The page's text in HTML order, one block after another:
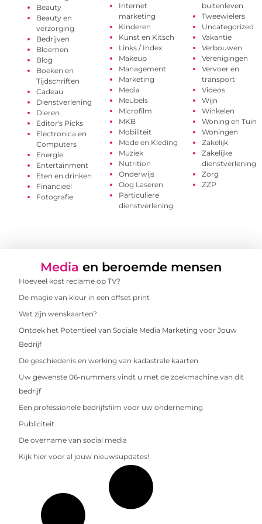
Beauty
Beauty en
verzorging
Bedrijven
Bloemen
Blog
Boeken en
Tijdschriften
Cadeau
Dienstverlening
Dieren
Editor's Picks
Electronica en
Computers
Energie
Entertainment
Eten en drinken
Financieel
Fotografie
Internet
marketing
Kinderen
Kunst en Kitsch
Links / Index
Makeup
Management
Marketing
Media
Meubels
Microfilm
MKB
Mobiliteit
Mode en Kleding
Muziek
Nutrition
Onderwijs
Oog Laseren
Particuliere
dienstverlening
buitenleven
Tweewielers
Uncategorized
Vakantie
Verbouwen
Verenigingen
Vervoer en
transport
Videos
Wijn
Winkelen
Woning en Tuin
Woningen
Zakelijk
Zakelijke
dienstverlening
Zorg
ZZP
Media en beroemde mensen
Hoeveel kost reclame op TV?
De magie van kleur in een offset print
Wat zijn wenskaarten?
Ontdek het Potentieel van Sociale Media Marketing voor Jouw
Bedrijf
De geschiedenis en werking van kadastrale kaarten
Uw gewenste 06-nummers vindt u met de zoekmachine van dit
bedrijf
Een professionele bedrijfsfilm voor uw onderneming
Publiciteit
De overname van social media
Kijk hier voor al jouw nieuwsupdates!